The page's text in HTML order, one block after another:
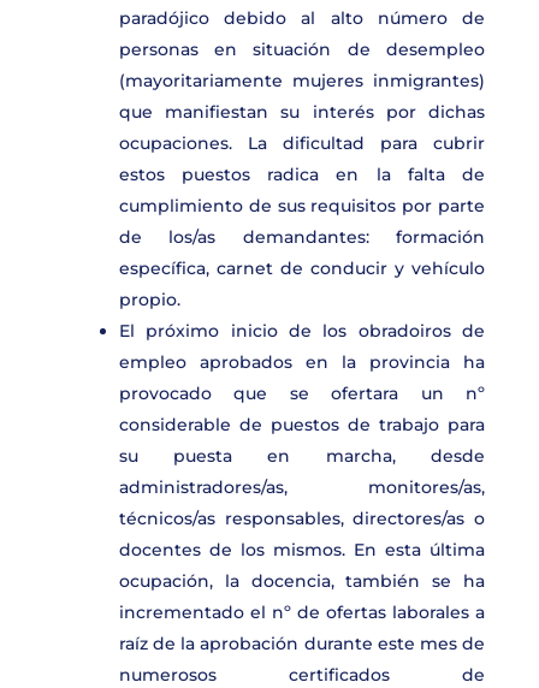
paradójico debido al alto número de
personas en situación de desempleo
(mayoritariamente mujeres inmigrantes)
que manifiestan su interés por dichas
ocupaciones. La dificultad para cubrir
estos puestos radica en la falta de
cumplimiento de sus requisitos por parte
de los/as demandantes: formación
específica, carnet de conducir y vehículo
propio.
El próximo inicio de los obradoiros de
empleo aprobados en la provincia ha
provocado que se ofertara un nº
considerable de puestos de trabajo para
su puesta en marcha, desde
administradores/as, monitores/as,
técnicos/as responsables, directores/as o
docentes de los mismos. En esta última
ocupación, la docencia, también se ha
incrementado el nº de ofertas laborales a
raíz de la aprobación durante este mes de
numerosos certificados de